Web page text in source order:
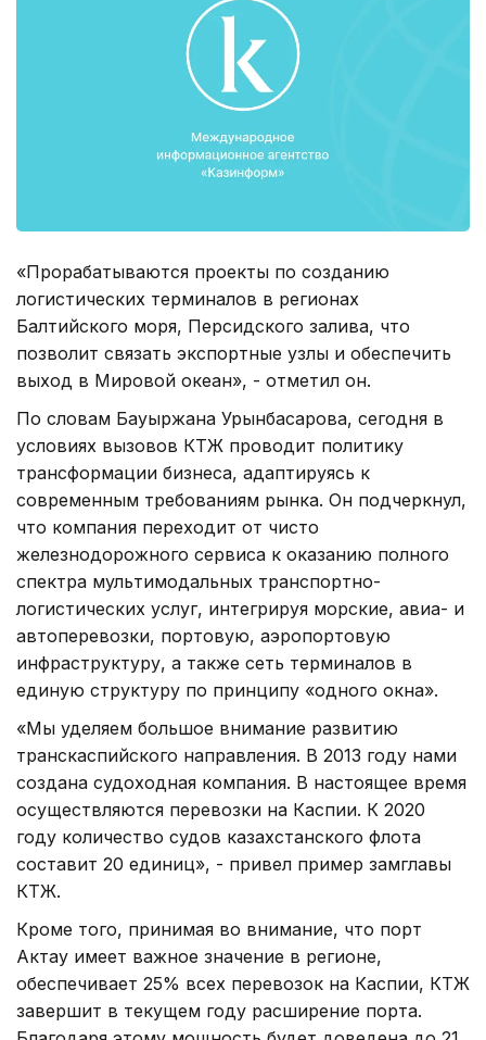
«Прорабатываются проекты по созданию
логистических терминалов в регионах
Балтийского моря, Персидского залива, что
позволит связать экспортные узлы и обеспечить
выход в Мировой океан», - отметил он.
По словам Бауыржана Урынбасарова, сегодня в
условиях вызовов КТЖ проводит политику
трансформации бизнеса, адаптируясь к
современным требованиям рынка. Он подчеркнул,
что компания переходит от чисто
железнодорожного сервиса к оказанию полного
спектра мультимодальных транспортно-
логистических услуг, интегрируя морские, авиа- и
автоперевозки, портовую, аэропортовую
инфраструктуру, а также сеть терминалов в
единую структуру по принципу «одного окна».
«Мы уделяем большое внимание развитию
транскаспийского направления. В 2013 году нами
создана судоходная компания. В настоящее время
осуществляются перевозки на Каспии. К 2020
году количество судов казахстанского флота
составит 20 единиц», - привел пример замглавы
КТЖ.
Кроме того, принимая во внимание, что порт
Актау имеет важное значение в регионе,
обеспечивает 25% всех перевозок на Каспии, КТЖ
завершит в текущем году расширение порта.